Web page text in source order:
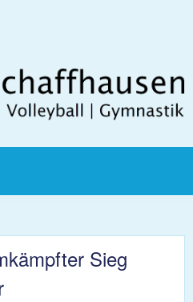
Sieg